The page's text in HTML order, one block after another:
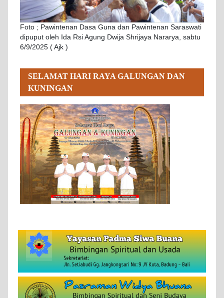
Foto ; Pawintenan Dasa Guna dan Pawintenan Saraswati
dipuput oleh Ida Rsi Agung Dwija Shrijaya Nararya, sabtu
6/9/2025 ( Ajk )
SELAMAT HARI RAYA GALUNGAN DAN
KUNINGAN